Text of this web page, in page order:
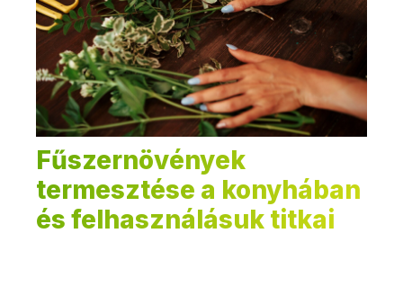
Fűszernövények
termesztése a konyhában
és felhasználásuk titkai